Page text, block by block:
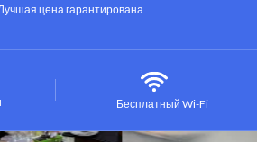
цена гарантирована
Бесплатный Wi-Fi